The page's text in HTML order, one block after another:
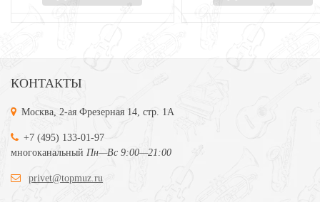
КОНТАКТЫ
Москва, 2-ая Фрезерная 14, стр. 1А
+7 (495) 133-01-97
многоканальный Пн—Вс 9:00—21:00
privet@topmuz.ru